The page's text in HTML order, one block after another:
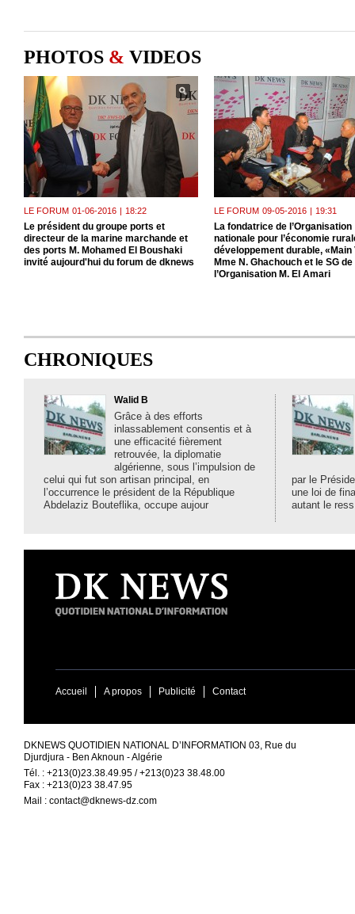
PHOTOS & VIDEOS
LE FORUM 01-06-2016 | 18:22
Le président du groupe ports et
directeur de la marine marchande et
des ports M. Mohamed El Boushaki
invité aujourd'hui du forum de dknews
LE FORUM 09-05-2016 | 19:31
La fondatrice de l’Organisation
nationale pour l’économie
développement durable, «Main
Mme N. Ghachouch et le SG de
l’Organisation M. El Amari
CHRONIQUES
Walid B
Grâce à des efforts
inlassablement consentis et à
une efficacité fièrement
retrouvée, la diplomatie
algérienne, sous l’impulsion de
celui qui fut son artisan principal, en
l’occurrence le président de la République
Abdelaziz Bouteflika, occupe aujour
par le
une loi de
autant le ress
Accueil A propos Publicité Contact
DKNEWS QUOTIDIEN NATIONAL D’INFORMATION 03, Rue du
Djurdjura - Ben Aknoun - Algérie
Tél. : +213(0)23.38.49.95 / +213(0)23 38.48.00
Fax : +213(0)23 38.47.95
Mail : contact@dknews-dz.com